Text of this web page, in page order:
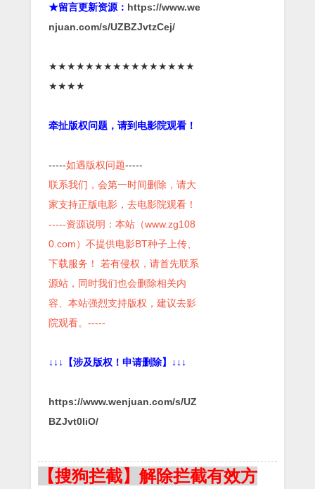
★留言更新资源： https://www.we
njuan.com/s/UZBZJvtzCej/
★★★★★★★★★★★★★★★★
★★★★
牵扯版权问题，请到电影院观看！
-----如遇版权问题-----
联系我们，会第一时间删除，请大
家支持正版电影，去电影院观看！
-----资源说明：本站（www.zg108
0.com）不提供电影BT种子上传、
下载服务！ 若有侵权，请首先联系
源站，同时我们也会删除相关内
容、本站强烈支持版权，建议去影
院观看。-----
↓↓↓【涉及版权！申请删除】↓↓↓
https://www.wenjuan.com/s/UZ
BZJvt0liO/
【搜狗拦截】解除拦截有效方